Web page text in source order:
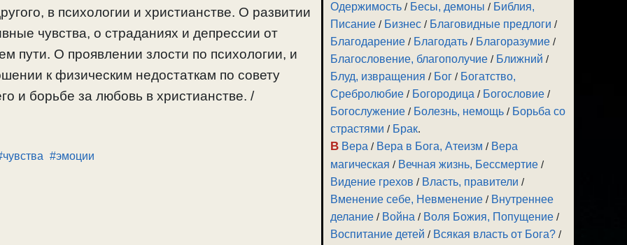
в психологии и христианстве. О развитии
чувства, о страданиях и депрессии от
пути. О проявлении злости по психологии, и
к физическим недостаткам по совету
и борьбе за любовь в христианстве. /
#эмоции
Одержимость / Бесы, демоны / Библия,
Писание / Бизнес / Благовидные предлоги /
Благодарение / Благодать / Благоразумие /
Благословение, благополучие / Ближний /
Блуд, извращения / Бог / Богатство,
Сребролюбие / Богородица / Богословие /
Богослужение / Болезнь, немощь / Борьба со
страстями / Брак.
В Вера / Вера в Бога, Атеизм / Вера
магическая / Вечная жизнь, Бессмертие /
Видение грехов / Власть, правители /
Вменение себе, Невменение / Внутреннее
делание / Война / Воля Божия, Попущение /
Воспитание детей / Всякая власть от Бога? /